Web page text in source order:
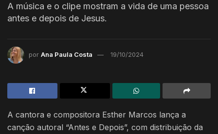
A música e o clipe mostram a vida de uma pessoa
antes e depois de Jesus.
por Ana Paula Costa 19/10/2024
A cantora e compositora Esther Marcos lança a
canção autoral “Antes e Depois”, com distribuição da